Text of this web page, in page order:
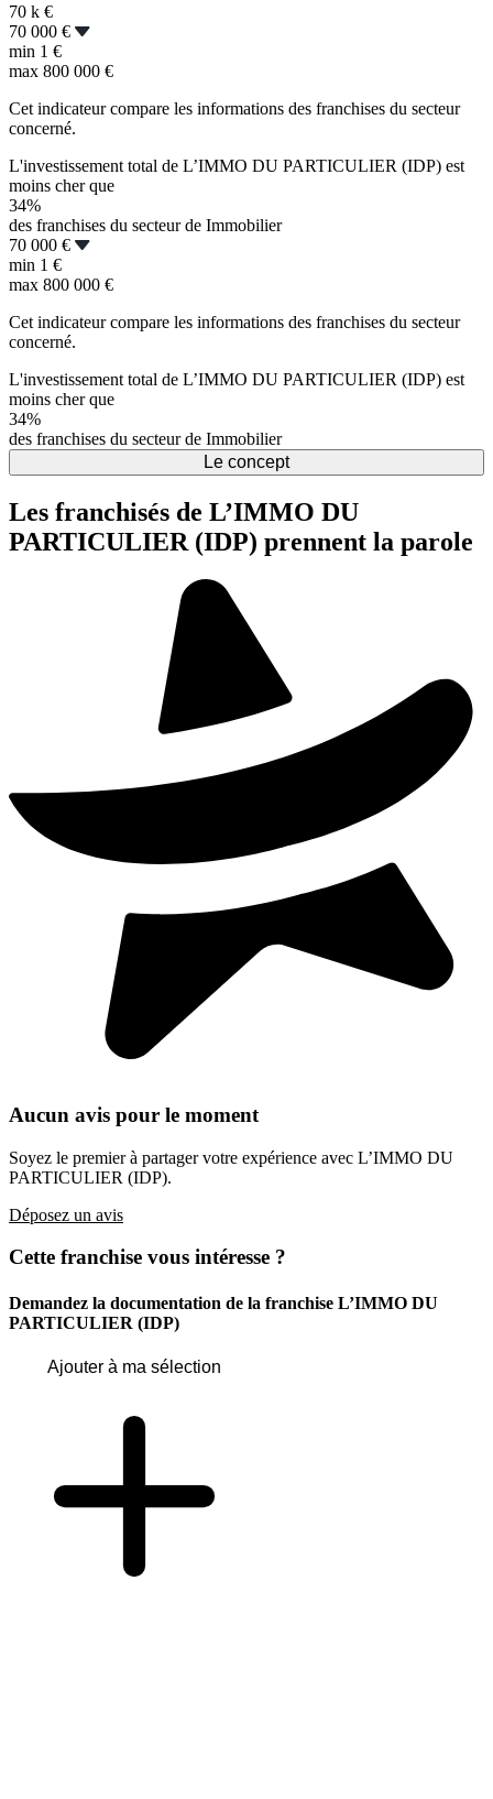
70 k €
70 000 €
min 1 €
max 800 000 €
Cet indicateur compare les informations des franchises du secteur
concerné.
L'investissement total de L’IMMO DU PARTICULIER (IDP) est
moins cher que
34%
des franchises du secteur de Immobilier
70 000 €
min 1 €
max 800 000 €
Cet indicateur compare les informations des franchises du secteur
concerné.
L'investissement total de L’IMMO DU PARTICULIER (IDP) est
moins cher que
34%
des franchises du secteur de Immobilier
Le concept
Les franchisés de L’IMMO DU
PARTICULIER (IDP) prennent la parole
Aucun avis pour le moment
Soyez le premier à partager votre expérience avec L’IMMO DU
PARTICULIER (IDP).
Déposez un avis
Cette franchise vous intéresse ?
Demandez la documentation de la franchise L’IMMO DU
PARTICULIER (IDP)
Ajouter à ma sélection